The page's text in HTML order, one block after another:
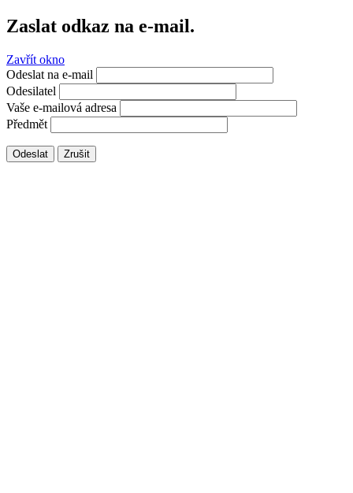
Zaslat odkaz na e-mail.
Zavřít okno
Odeslat na e-mail
Odesilatel
Vaše e-mailová adresa
Předmět
Odeslat Zrušit